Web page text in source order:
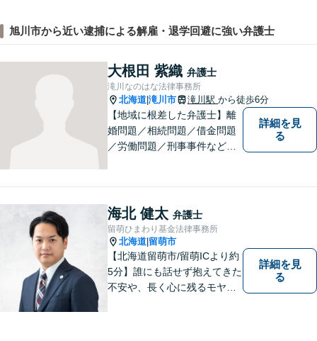
旭川市から近い逮捕による解雇・退学回避に強い弁護士
大根田 紫織 弁護士
滝川なのはな法律事務所
北海道 滝川市 滝川駅 から徒歩6分
【地域に根差した弁護士】離
婚問題／相続問題／借金問題
／労働問題／刑事事件など、
【駐車場有】話しやすい雰囲
気作りを大切にして、皆様の
お越しをお待ちしています。
詳細を見
る
海北 健太 弁護士
留萌ひまわり基金法律事務所
北海道 留萌市
【北海道留萌市/留萌ICより約
5分】誰にも話せず抱えてきた
不安や、長く心に残るモヤモ
詳細を見
る